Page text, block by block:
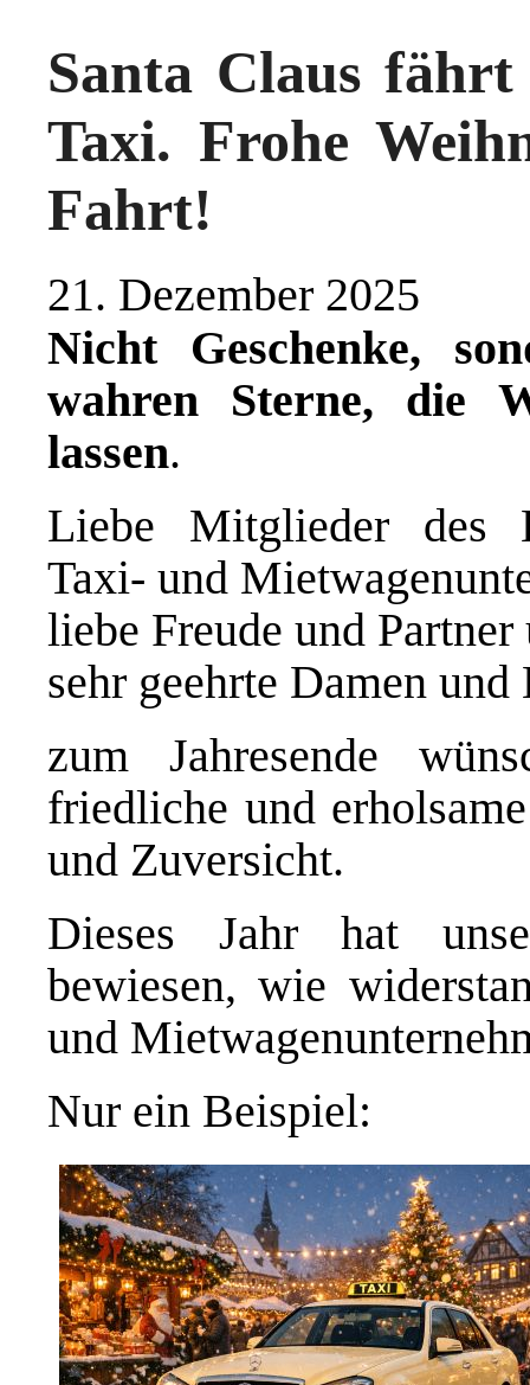
Santa Claus
Taxi. Frohe
Fahrt!
21. Dezember 2025
Nicht Geschenke,
wahren Sterne, die
lassen.
Liebe Mitglieder des
Taxi- und
liebe Freude und Partner
sehr geehrte Damen und
zum Jahresende
friedliche und
und Zuversicht.
Dieses Jahr hat
bewiesen, wie
und
Nur ein Beispiel: